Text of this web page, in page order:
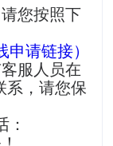
您按照下
申请链接）
服人员在
系，请您保
：